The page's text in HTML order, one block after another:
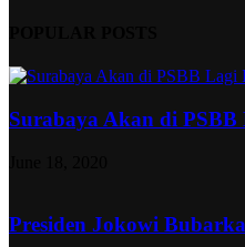
Surabaya Akan di
Presiden Jokowi